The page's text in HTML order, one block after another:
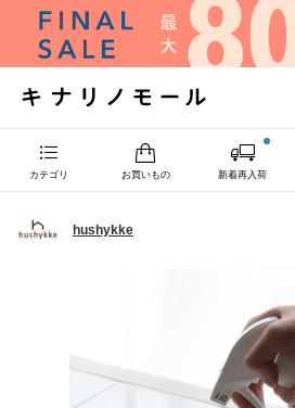
カテゴリ お買いもの 新着再入荷
hushykke